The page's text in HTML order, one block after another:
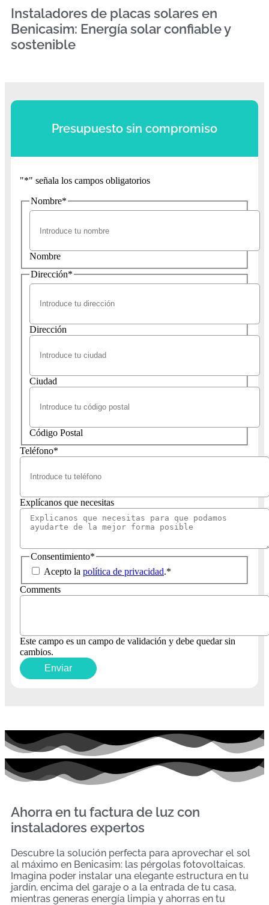
Instaladores de placas solares en
Benicasim: Energía solar confiable y
sostenible
Presupuesto sin compromiso
"*" señala los campos obligatorios
Nombre*
Nombre
Dirección*
Dirección
Ciudad
Código Postal
Teléfono*
Explícanos que necesitas
Consentimiento*
Acepto la política de privacidad.*
Comments
Este campo es un campo de validación y debe quedar sin
cambios.
Ahorra en tu factura de luz con
instaladores expertos
Descubre la solución perfecta para aprovechar el sol
al máximo en Benicasim: las pérgolas fotovoltaicas.
Imagina poder instalar una elegante estructura en tu
jardín, encima del garaje o a la entrada de tu casa,
mientras generas energía limpia y ahorras en tu